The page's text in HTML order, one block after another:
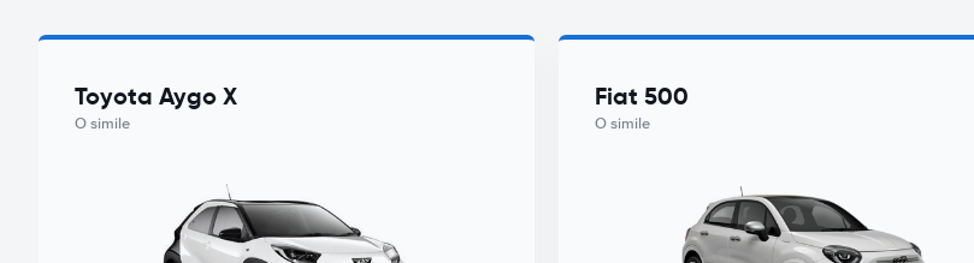
Toyota Aygo X
O simile
Fiat 500
O simile